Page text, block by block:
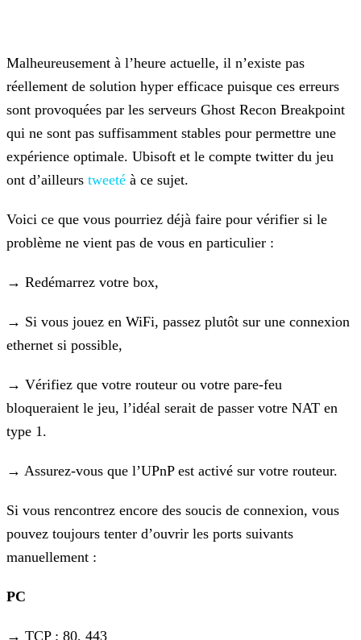
Malheureusement à l’heure actuelle, il n’existe pas
réellement de solution hyper efficace puisque ces erreurs
sont provoquées par les serveurs Ghost Recon Breakpoint
qui ne sont pas suffisamment stables pour permettre une
expérience optimale. Ubisoft et le compte twitter du jeu
ont d’ailleurs tweeté à ce sujet.
Voici ce que vous pourriez déjà faire pour vérifier si le
problème ne vient pas de vous en particulier :
→ Redémarrez votre box,
→ Si vous jouez en WiFi, passez plutôt sur une connexion
ethernet si possible,
→ Vérifiez que votre routeur ou votre pare-feu
bloqueraient le jeu, l’idéal serait de passer votre NAT en
type 1.
→ Assurez-vous que l’UPnP est activé sur votre routeur.
Si vous rencontrez encore des soucis de connexion, vous
pouvez toujours tenter d’ouvrir les ports suivants
manuellement :
PC
→ TCP : 80, 443